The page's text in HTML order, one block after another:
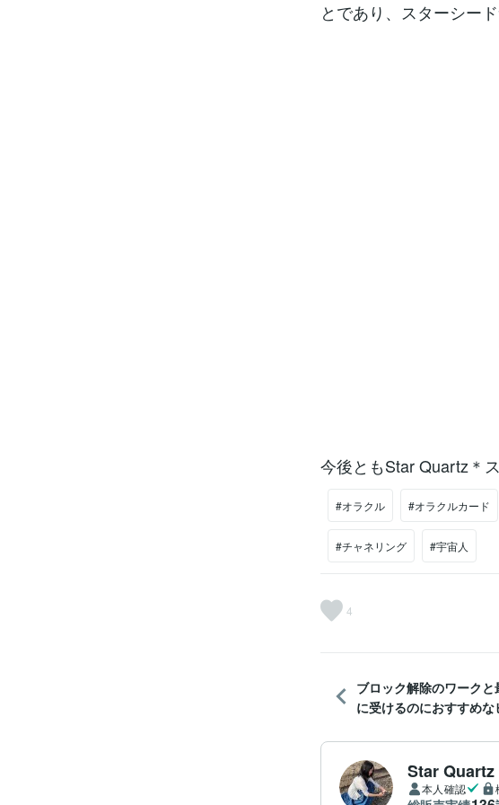
とであり、スターシー
今後ともStar Quartz＊
#オラクル #オラクルカード
#チャネリング #宇宙人
4
ブロック解除のワークと
に受けるのにおすすめな
Star Quartz
本人確認